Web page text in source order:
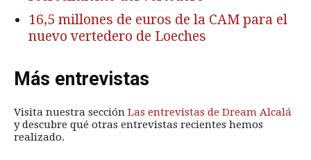
16,5 millones de euros de la CAM para el
nuevo vertedero de Loeches
Más entrevistas
Visita nuestra sección Las entrevistas de Dream Alcalá
y descubre qué otras entrevistas recientes hemos
realizado.